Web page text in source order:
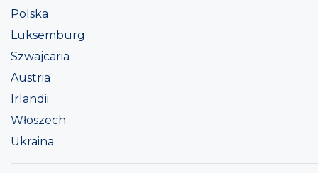
Polska
Luksemburg
Szwajcaria
Austria
Irlandii
Włoszech
Ukraina